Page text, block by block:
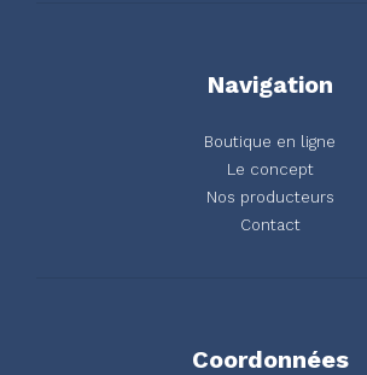
Navigation
Boutique en ligne
Le concept
Nos producteurs
Contact
Coordonnées